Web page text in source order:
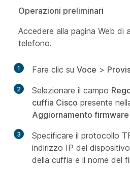
Operazioni preliminari
Accedere alla pagina Web di
telefono.
1 Fare clic su Voce >
2 Selezionare il campo
cuffia Cisco presente
Aggiornamento
3
Specificare il protocollo
indirizzo IP del
della cuffia e il nome del